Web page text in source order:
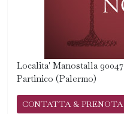
Localita' Manostalla 90047
Partinico (Palermo)
CONTATTA & PRENOTA